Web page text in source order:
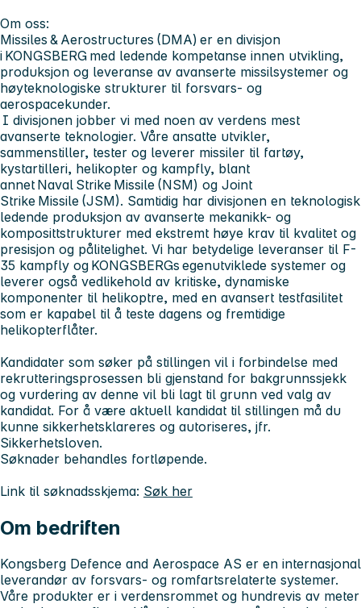
Om oss:
Missiles & Aerostructures (DMA) er en divisjon
i KONGSBERG med ledende kompetanse innen utvikling,
produksjon og leveranse av avanserte missilsystemer og
høyteknologiske strukturer til forsvars- og
aerospacekunder.
I divisjonen jobber vi med noen av verdens mest
avanserte teknologier. Våre ansatte utvikler,
sammenstiller, tester og leverer missiler til fartøy,
kystartilleri, helikopter og kampfly, blant
annet Naval Strike Missile (NSM) og Joint
Strike Missile (JSM). Samtidig har divisjonen en teknologisk
ledende produksjon av avanserte mekanikk- og
komposittstrukturer med ekstremt høye krav til kvalitet og
presisjon og pålitelighet. Vi har betydelige leveranser til F-
35 kampfly og KONGSBERGs egenutviklede systemer og
leverer også vedlikehold av kritiske, dynamiske
komponenter til helikoptre, med en avansert testfasilitet
som er kapabel til å teste dagens og fremtidige
helikopterflåter.
Kandidater som søker på stillingen vil i forbindelse med
rekrutteringsprosessen bli gjenstand for bakgrunnssjekk
og vurdering av denne vil bli lagt til grunn ved valg av
kandidat. For å være aktuell kandidat til stillingen må du
kunne sikkerhetsklareres og autoriseres, jfr.
Sikkerhetsloven.
Søknader behandles fortløpende.
Link til søknadsskjema: Søk her
Om bedriften
Kongsberg Defence and Aerospace AS er en internasjonal
leverandør av forsvars- og romfartsrelaterte systemer.
Våre produkter er i verdensrommet og hundrevis av meter